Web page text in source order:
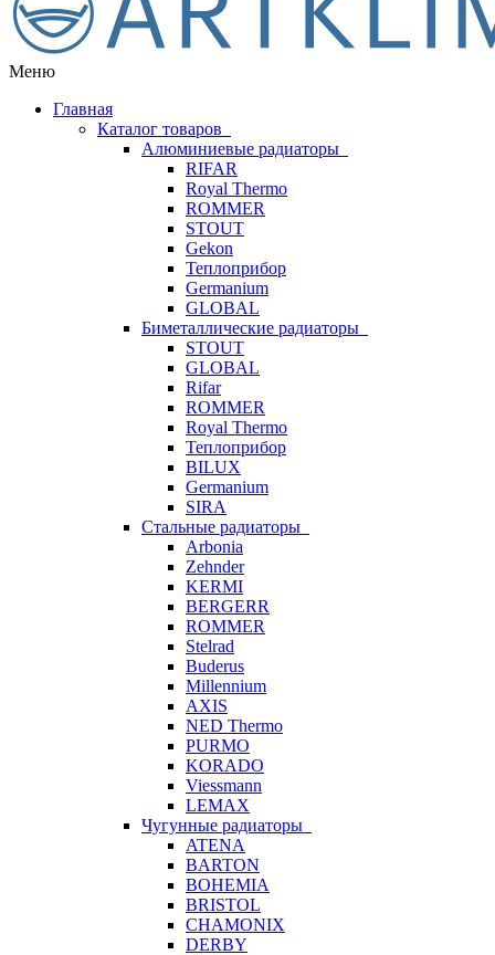
Меню
Главная
Каталог товаров
Алюминиевые радиаторы
RIFAR
Royal Thermo
ROMMER
STOUT
Gekon
Теплоприбор
Germanium
GLOBAL
Биметаллические радиаторы
STOUT
GLOBAL
Rifar
ROMMER
Royal Thermo
Теплоприбор
BILUX
Germanium
SIRA
Стальные радиаторы
Arbonia
Zehnder
KERMI
BERGERR
ROMMER
Stelrad
Buderus
Millennium
AXIS
NED Thermo
PURMO
KORADO
Viessmann
LEMAX
Чугунные радиаторы
ATENA
BARTON
BOHEMIA
BRISTOL
CHAMONIX
DERBY